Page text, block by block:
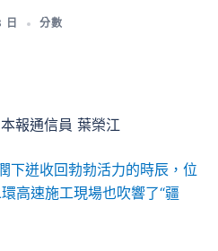
分數
報通信員 葉榮江
下迸收回勃勃活力的時辰，位
高速施工現場也吹響了“疆